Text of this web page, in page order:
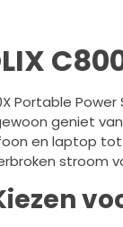
Portable
geniet
en laptop tot
stroom